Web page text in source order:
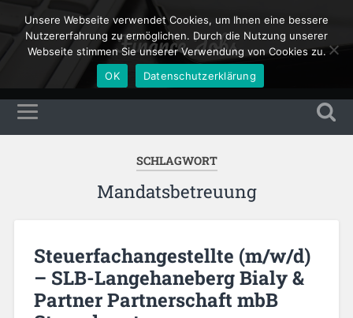
Finance Jobs
SCHLAGWORT
Mandatsbetreuung
Steuerfachangestellte (m/w/d)
– SLB-Langehaneberg Bialy &
Partner Partnerschaft mbB
Unsere Webseite verwendet Cookies, um Ihnen eine bessere
Nutzererfahrung zu ermöglichen. Durch die Nutzung unserer
Webseite stimmen Sie unserer Verwendung von Cookies zu.
OK
Datenschutzerklärung